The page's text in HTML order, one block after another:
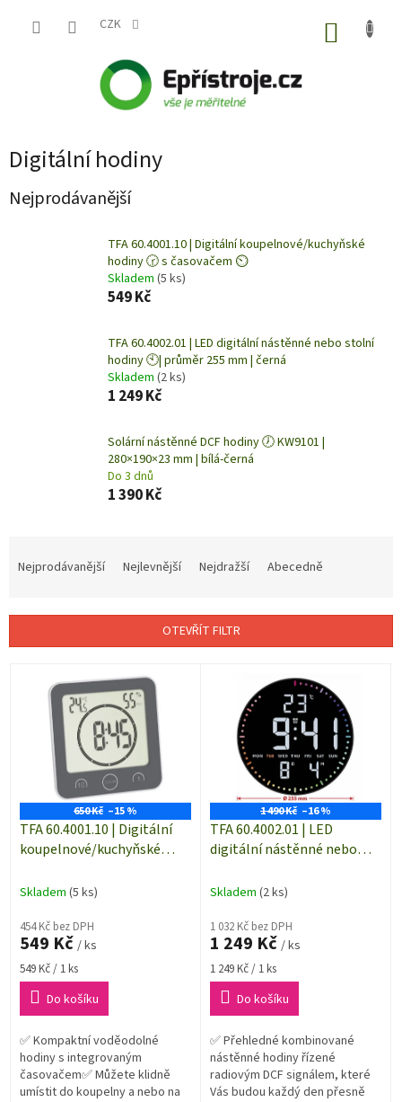
CZK
Digitální hodiny
Nejprodávanější
TFA 60.4001.10 | Digitální koupelnové/kuchyňské
hodiny 🕝 s časovačem ⏲️
Skladem (5 ks)
549 Kč
TFA 60.4002.01 | LED digitální nástěnné nebo stolní
hodiny 🕙| průměr 255 mm | černá
Skladem (2 ks)
1 249 Kč
Solární nástěnné DCF hodiny 🕖 KW9101 |
280×190×23 mm | bílá-černá
Do 3 dnů
1 390 Kč
í
Nejprodávanější Nejlevnější Nejdražší Abecedně
OTEVŘÍT FILTR
650 Kč –15 %
TFA 60.4001.10 | Digitální
koupelnové/kuchyňské
Skladem (5 ks)
454 Kč bez DPH
549 Kč / ks
Měrná
cena:
549 Kč / 1 ks
Do košíku
✅ Kompaktní voděodolné
hodiny s integrovaným
časovačem✅ Můžete klidně
umístit do koupelny a nebo na
1 490 Kč –16 %
TFA 60.4002.01 | LED
digitální nástěnné nebo
255 mm | černá
Skladem (2 ks)
1 032 Kč bez DPH
1 249 Kč / ks
Měrná
cena:
1 249 Kč / 1 ks
Do košíku
✅ Přehledné kombinované
nástěnné hodiny řízené
radiovým DCF signálem, které
Vás budou každý den přesně